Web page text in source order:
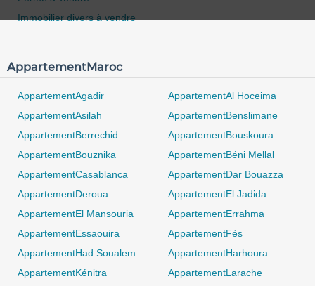
0 / 500
Immobilier divers à vendre
AppartementMaroc
AppartementAgadir
AppartementAl Hoceima
AppartementAsilah
AppartementBenslimane
AppartementBerrechid
AppartementBouskoura
AppartementBouznika
AppartementBéni Mellal
AppartementCasablanca
AppartementDar Bouazza
AppartementDeroua
AppartementEl Jadida
AppartementEl Mansouria
AppartementErrahma
AppartementEssaouira
AppartementFès
AppartementHad Soualem
AppartementHarhoura
AppartementKénitra
AppartementLarache